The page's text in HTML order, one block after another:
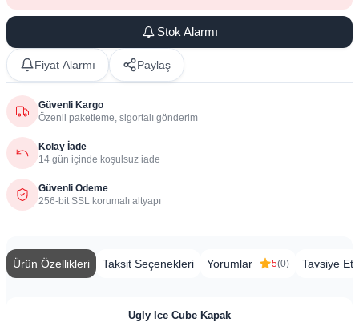
Stok Alarmı
Fiyat Alarmı Paylaş
Güvenli Kargo
Özenli paketleme, sigortalı gönderim
Kolay İade
14 gün içinde koşulsuz iade
Güvenli Ödeme
256-bit SSL korumalı altyapı
Ürün Özellikleri Taksit Seçenekleri Yorumlar 5(0) Tavsiye Et
Ugly Ice Cube Kapak